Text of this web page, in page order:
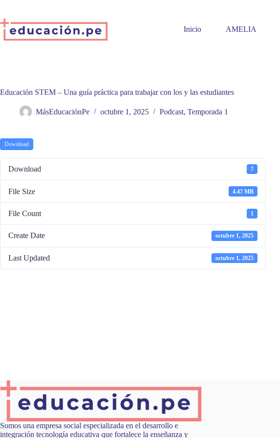
content
Inicio
AMELIA
Educación STEM – Una guía práctica para trabajar con los y las estudiantes
MásEducaciónPe octubre 1, 2025 Podcast, Temporada 1
Download
Download 7
File Size 4.47 MB
File Count 1
Create Date octubre 1, 2025
Last Updated octubre 1, 2025
Somos una empresa social especializada en el desarrollo e
integración tecnología educativa que fortalece la enseñanza y